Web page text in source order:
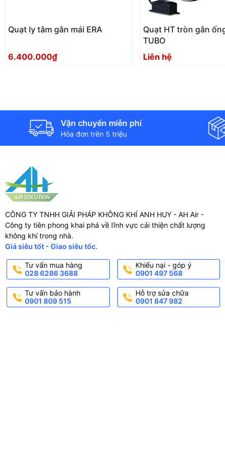
Quạt ly tâm gắn mái ERA
6.400.000₫
Quạt HT tròn gắn
TUBO
Liên hệ
Vận chuyển miễn phí
Hóa đơn trên 5 triệu
CÔNG TY TNHH GIẢI PHÁP KHÔNG KHÍ ANH HUY - AH Air -
Công ty tiên phong khai phá về lĩnh vực cải thiện chất lượng
không khí trong nhà.
Giá siêu tốt - Giao siêu tốc.
Tư vấn mua hàng
028 6286 3688
Khiếu nại - góp ý
0901 497 568
Tư vấn bảo hành
0901 809 515
Hỗ trợ sửa chữa
0901 847 982